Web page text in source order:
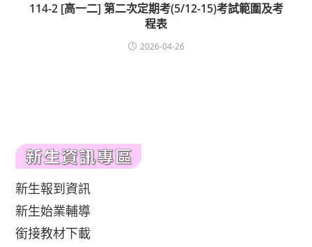
114-2 [高一二] 第二次定期考(5/12-15)考試範圍及考
程表
2026-04-26
新生報到資訊
新生始業輔導
銜接教材下載